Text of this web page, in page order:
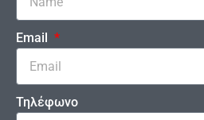
Email
Τηλέφωνο